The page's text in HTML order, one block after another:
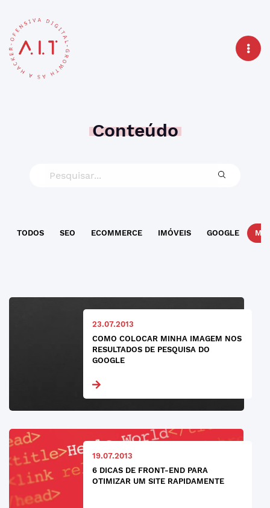
Conteúdo
TODOS SEO ECOMMERCE IMÓVEIS GOOGLE
23.07.2013
COMO COLOCAR MINHA IMAGEM NOS
RESULTADOS DE PESQUISA DO
GOOGLE
19.07.2013
6 DICAS DE FRONT-END PARA
OTIMIZAR UM SITE RAPIDAMENTE